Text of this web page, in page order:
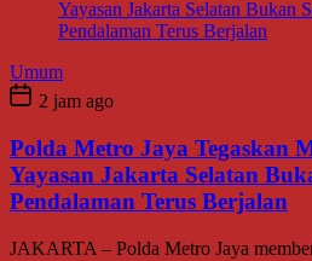
Umum
2 jam ago
Polda Metro Jaya Tegaskan
Yayasan Jakarta Selatan
Pendalaman Terus Berjalan
JAKARTA – Polda Metro Jaya